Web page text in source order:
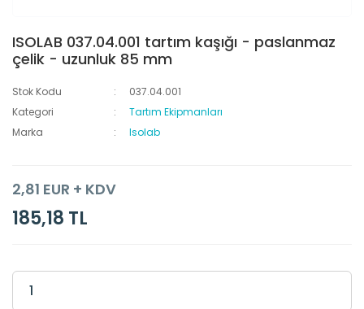
ISOLAB 037.04.001 tartım kaşığı - paslanmaz
çelik - uzunluk 85 mm
Stok Kodu
037.04.001
Kategori
Tartım Ekipmanları
Marka
Isolab
2,81 EUR + KDV
185,18 TL